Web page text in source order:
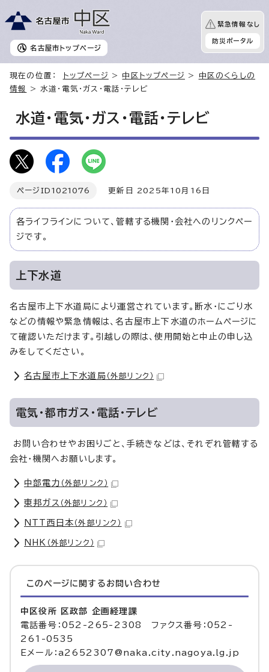
名古屋市 トップページ
緊急情報なし
防災ポータル
現在の位置： トップページ > 中区トップページ >
中区のくらしの
情報
> 水道・電気・ガス・電話・テレビ
水道・電気・ガス・電話・テレビ
ページID 1021076 更新日 2025年10月16日
各ライフラインについて、管轄する機関・会社へのリンクペー
ジです。
上下水道
名古屋市上下水道局により運営されています。断水・にごり水
などの情報や緊急情報は、名古屋市上下水道のホームページに
て確認いただけます。引越しの際は、使用開始と中止の申し込
みをしてください。
名古屋市上下水道局 （外部リンク）
電気・都市ガス・電話・テレビ
お問い合わせやお困りごと、手続きなどは、それぞれ管轄する
会社・機関へお願いします。
中部電力 （外部リンク）
東邦ガス （外部リンク）
NTT西日本 （外部リンク）
NHK （外部リンク）
このページに関する お問い合わせ
中区役所 区政部 企画経理課
電話番号：052-265-2308 ファクス番号：052-
261-0535
Eメール：a2652307@naka.city.nagoya.lg.jp